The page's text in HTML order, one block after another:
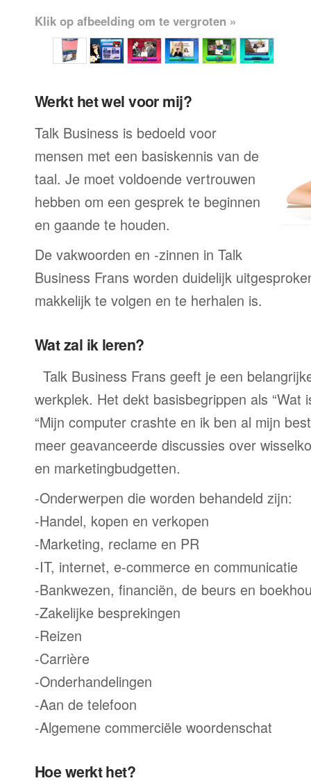
Klik op afbeelding om te vergroten »
Werkt het wel voor mij?
Talk Business is bedoeld voor
mensen met een basiskennis van de
taal. Je moet voldoende vertrouwen
hebben om een gesprek te beginnen
en gaande te houden.
De vakwoorden en -zinnen in Talk
Business Frans worden duidelijk
makkelijk te volgen en te herhalen is.
Wat zal ik leren?
Talk Business Frans geeft je een
werkplek. Het dekt basisbegrippen als “Wat
“Mijn computer crashte en ik ben al mijn
meer geavanceerde discussies over
en marketingbudgetten.
-Onderwerpen die worden behandeld zijn:
-Handel, kopen en verkopen
-Marketing, reclame en PR
-IT, internet, e-commerce en communicatie
-Bankwezen, financiën, de beurs en
-Zakelijke besprekingen
-Reizen
-Carrière
-Onderhandelingen
-Aan de telefoon
-Algemene commerciële woordenschat
Hoe werkt het?